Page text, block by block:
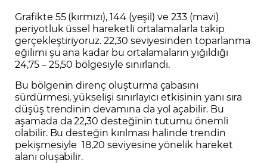
Grafikte 55 (kırmızı), 144 (yeşil) ve 233 (mavi)
periyotluk üssel hareketli ortalamalarla takip
gerçekleştiriyoruz. 22,30 seviyesinden toparlanma
eğilimi şu ana kadar bu ortalamaların yığıldığı
24,75 – 25,50 bölgesiyle sınırlandı.
Bu bölgenin direnç oluşturma çabasını
sürdürmesi, yükselişi sınırlayıcı etkisinin yanı sıra
düşüş trendinin devamına da yol açabilir. Bu
aşamada da 22,30 desteğinin tutumu önemli
olabilir. Bu desteğin kırılması halinde trendin
pekişmesiyle 18,20 seviyesine yönelik hareket
alanı oluşabilir.